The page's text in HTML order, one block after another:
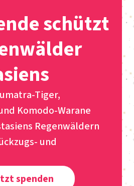
schützt
Tiger,
Komodo-Warane
Regenwäldern
und
spenden